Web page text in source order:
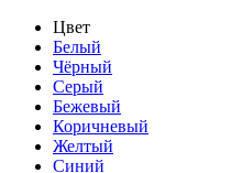
Цвет
Белый
Чёрный
Серый
Бежевый
Коричневый
Желтый
Синий